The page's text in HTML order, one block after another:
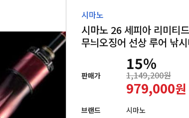
시마노
시마노 26 세피아 리미티
무늬오징어 선상 루어 낚
판매가
15%
1,149,200원
979,000원
브랜드
시마노